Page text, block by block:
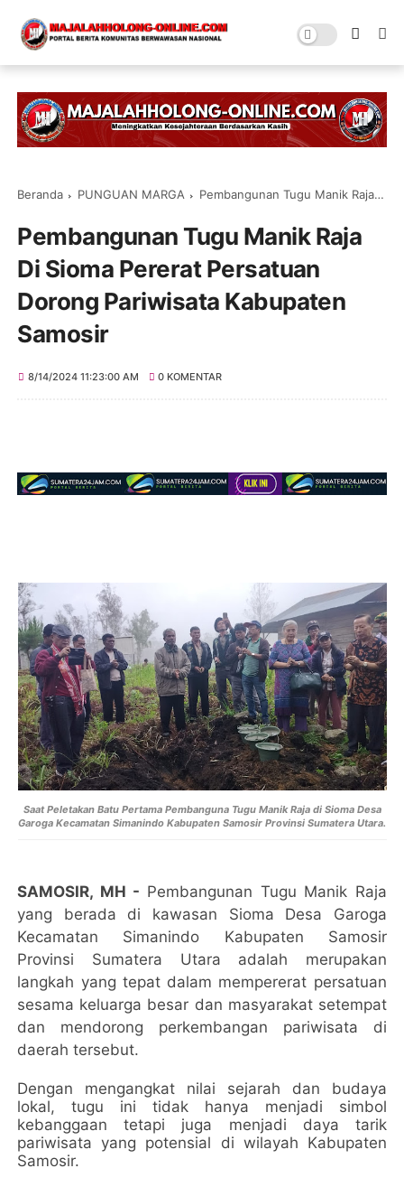
Beranda PUNGUAN MARGA Pembangunan Tugu Manik Raja Di Sioma Pererat Persatuan Dorong Pariwisata Kabupaten Samosir
Pembangunan Tugu Manik Raja
Di Sioma Pererat Persatuan
Dorong Pariwisata Kabupaten
Samosir
8/14/2024 11:23:00 AM 0 KOMENTAR
Saat Peletakan Batu Pertama Pembanguna Tugu Manik Raja di Sioma Desa
Garoga Kecamatan Simanindo Kabupaten Samosir Provinsi Sumatera Utara.
SAMOSIR, MH - Pembangunan Tugu Manik Raja
yang berada di kawasan Sioma Desa Garoga
Kecamatan Simanindo Kabupaten Samosir
Provinsi Sumatera Utara adalah merupakan
langkah yang tepat dalam mempererat persatuan
sesama keluarga besar dan masyarakat setempat
dan mendorong perkembangan pariwisata di
daerah tersebut.
Dengan mengangkat nilai sejarah dan budaya
lokal, tugu ini tidak hanya menjadi simbol
kebanggaan tetapi juga menjadi daya tarik
pariwisata yang potensial di wilayah Kabupaten
Samosir.